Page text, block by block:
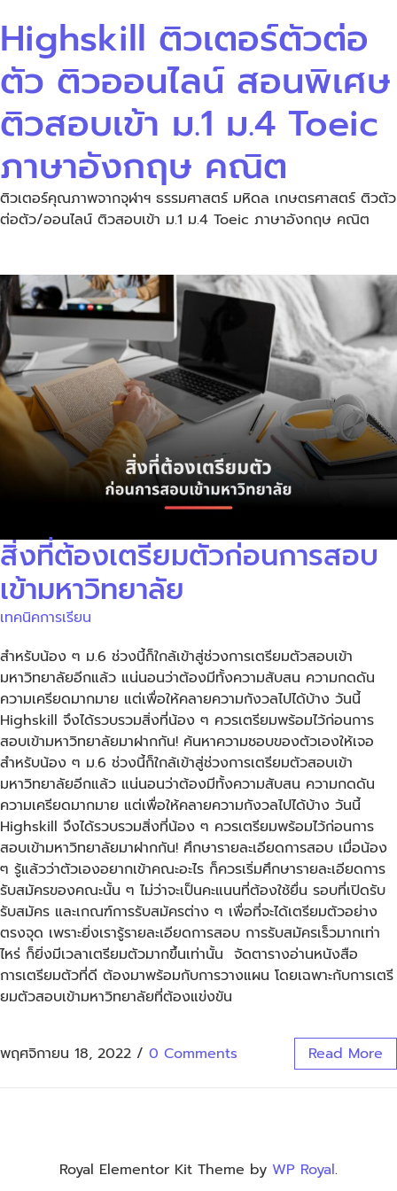
Highskill ติวเตอร์ตัวต่อ
ตัว ติวออนไลน์ สอนพิเศษ
ติวสอบเข้า ม.1 ม.4 Toeic
ภาษาอังกฤษ คณิต
ติวเตอร์คุณภาพจากจุฬาฯ ธรรมศาสตร์ มหิดล เกษตรศาสตร์ ติวตัว
ต่อตัว/ออนไลน์ ติวสอบเข้า ม.1 ม.4 Toeic ภาษาอังกฤษ คณิต
สิ่งที่ต้องเตรียมตัวก่อนการสอบ
เข้ามหาวิทยาลัย
เทคนิคการเรียน
สำหรับน้อง ๆ ม.6 ช่วงนี้ก็ใกล้เข้าสู่ช่วงการเตรียมตัวสอบเข้า
มหาวิทยาลัยอีกแล้ว แน่นอนว่าต้องมีทั้งความสับสน ความกดดัน
ความเครียดมากมาย แต่เพื่อให้คลายความกังวลไปได้บ้าง วันนี้
Highskill จึงได้รวบรวมสิ่งที่น้อง ๆ ควรเตรียมพร้อมไว้ก่อนการ
สอบเข้ามหาวิทยาลัยมาฝากกัน! ค้นหาความชอบของตัวเองให้เจอ
สำหรับน้อง ๆ ม.6 ช่วงนี้ก็ใกล้เข้าสู่ช่วงการเตรียมตัวสอบเข้า
มหาวิทยาลัยอีกแล้ว แน่นอนว่าต้องมีทั้งความสับสน ความกดดัน
ความเครียดมากมาย แต่เพื่อให้คลายความกังวลไปได้บ้าง วันนี้
Highskill จึงได้รวบรวมสิ่งที่น้อง ๆ ควรเตรียมพร้อมไว้ก่อนการ
สอบเข้ามหาวิทยาลัยมาฝากกัน! ศึกษารายละเอียดการสอบ เมื่อน้อง
ๆ รู้แล้วว่าตัวเองอยากเข้าคณะอะไร ก็ควรเริ่มศึกษารายละเอียดการ
รับสมัครของคณะนั้น ๆ ไม่ว่าจะเป็นคะแนนที่ต้องใช้ยื่น รอบที่เปิดรับ
รับสมัคร และเกณฑ์การรับสมัครต่าง ๆ เพื่อที่จะได้เตรียมตัวอย่าง
ตรงจุด เพราะยิ่งเรารู้รายละเอียดการสอบ การรับสมัครเร็วมากเท่า
ไหร่ ก็ยิ่งมีเวลาเตรียมตัวมากขึ้นเท่านั้น จัดตารางอ่านหนังสือ
การเตรียมตัวที่ดี ต้องมาพร้อมกับการวางแผน โดยเฉพาะกับการเตรี
ยมตัวสอบเข้ามหาวิทยาลัยที่ต้องแข่งขัน
พฤศจิกายน 18, 2022 / 0 Comments Read More
Royal Elementor Kit Theme by WP Royal.